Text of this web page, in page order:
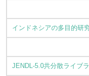
インドネシアの多目的研
JENDL-5.0共分散ライブ